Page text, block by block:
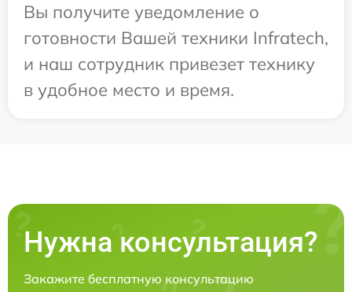
Вы получите уведомление о
готовности Вашей техники Infratech,
и наш сотрудник привезет технику
в удобное место и время.
Нужна консультация?
Закажите бесплатную консультацию